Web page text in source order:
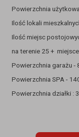
Powierzchnia
Ilość lokali
Ilość miejsc
na terenie 25 +
Powierzchnia garażu -
Powierzchnia SPA -
Powierzchnia działki :